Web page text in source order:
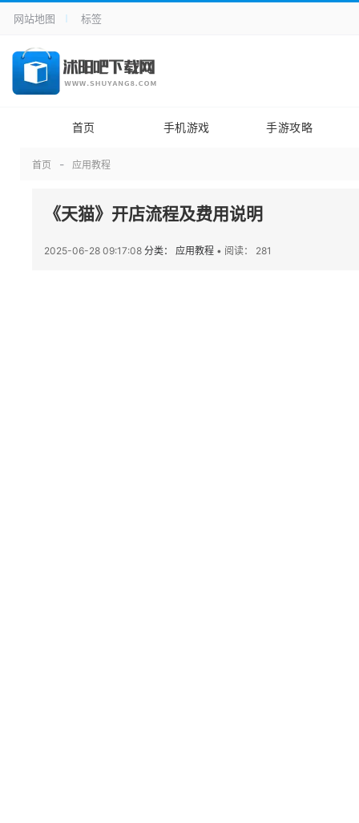
网站地图 标签
首页 手机游戏 手游攻略
首页 应用教程
《天猫》开店流程及费用说明
2025-06-28 09:17:08 分类： 应用教程 • 阅读： 281